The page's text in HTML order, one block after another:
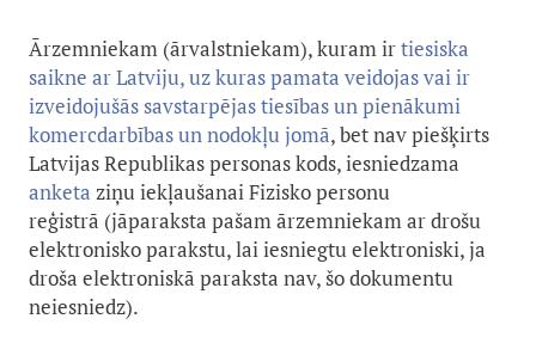
Ārzemniekam (ārvalstniekam), kuram irtiesiska
saikne ar Latviju, uz kuras pamata veidojas vai ir
izveidojušās savstarpējas tiesības un pienākumi
komercdarbības un nodokļu jomā, bet nav piešķirts
Latvijas Republikas personas kods, iesniedzama
anketa ziņu iekļaušanai Fizisko personu
reģistrā (jāparaksta pašam ārzemniekam ar drošu
elektronisko parakstu, lai iesniegtu elektroniski, ja
droša elektroniskā paraksta nav, šo dokumentu
neiesniedz).